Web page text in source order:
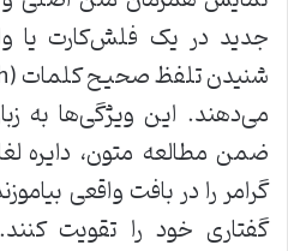
جدید در یک فلش‌کارت یا
می‌دهند. این ویژگی‌ها به
ضمن مطالعه متون، دایره
گرامر را در بافت واقعی
گفتاری خود را تقویت